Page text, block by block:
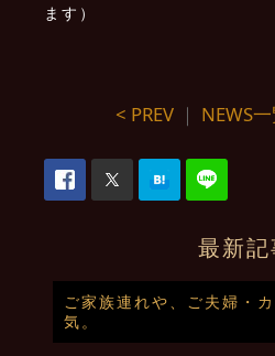
ます）
< PREV｜ NEWS
最新記
ご家族連れや、ご夫婦・
気。